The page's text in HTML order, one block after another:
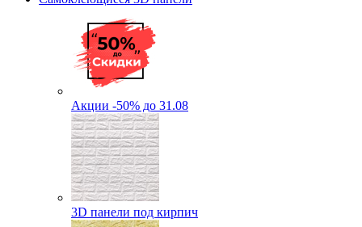
Акции -50% до 31.08
3D панели под кирпич